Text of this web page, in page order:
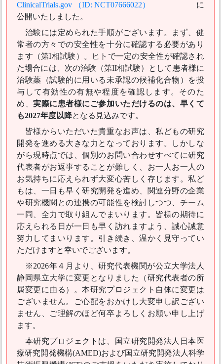
ClinicalTrials.gov （ID: NCT07666022）
に
公開いたしました。
治験には定められた手順がございます。まず、健
常者の方々での安全性を十分に確認する必要があり
ます（第I相試験）。ヒトで一定の安全性が確認され
た場合には、次の治験（第II相試験）として患者様に
治験薬（試験的に用いる未承認の候補化合物）を投
与して有効性の有無や程度を確認します。そのた
め、実際に患者様にご参加いただけるのは、早くて
も2027年度以降となる見込みです。
皆様からいただいた貴重なお声は、私どもの研究
開発を進める大きな力となっております。しかしな
がら現時点では、個別のお問い合わせすべてに研究
代表者がお返事することが難しく、お一人お一人の
お気持ちに応えられず大変心苦しく存じます。私ど
もは、一日も早く研究開発を進め、関連分野の企業
や研究機関との連携の可能性を検討しつつ、チーム
一同、全力で取り組んでまいります。皆様の期待に
応えられる日が一日も早く訪れますよう、誠心誠意
努力してまいります。引き続き、温かく見守ってい
ただけますと幸いでございます。
※2026年４月より、研究代表機関が公立大学法人
静岡県立大学に変更となりました（研究代表者の所
属変更に由る）。本研究プロジェクト自体に変更は
ございません。ご心配をおかけし大変申し訳ござい
ません、ご理解のほど何卒よろしくお願い申し上げ
ます。
本研究プロジェクトは、国立研究開発法人日本医
療研究開発機構(AMED)および国立研究開発法人科学